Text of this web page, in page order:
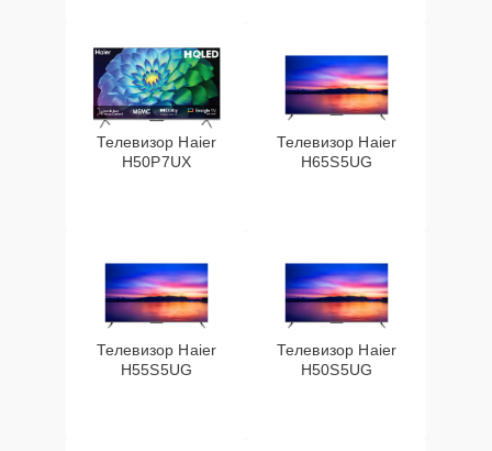
Телевизор Haier
H50P7UX
Телевизор Haier
H65S5UG
Телевизор Haier
H55S5UG
Телевизор Haier
H50S5UG